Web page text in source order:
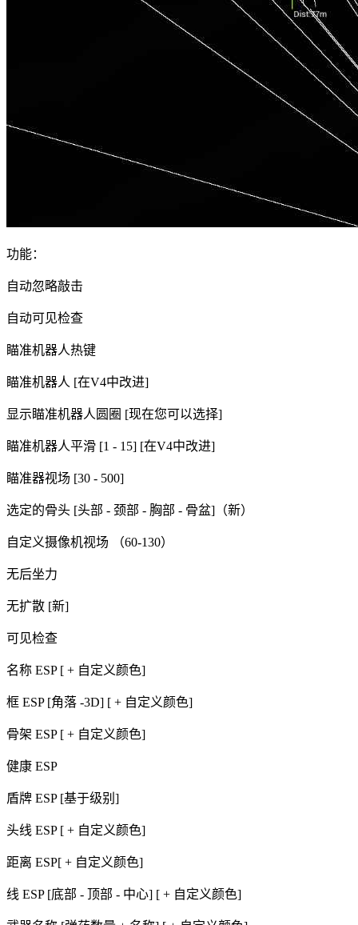
功能：
自动忽略敲击
自动可见检查
瞄准机器人热键
瞄准机器人 [在V4中改进]
显示瞄准机器人圆圈 [现在您可以选择]
瞄准机器人平滑 [1 - 15] [在V4中改进]
瞄准器视场 [30 - 500]
选定的骨头 [头部 - 颈部 - 胸部 - 骨盆]（新）
自定义摄像机视场 （60-130）
无后坐力
无扩散 [新]
可见检查
名称 ESP [ + 自定义颜色]
框 ESP [角落 -3D] [ + 自定义颜色]
骨架 ESP [ + 自定义颜色]
健康 ESP
盾牌 ESP [基于级别]
头线 ESP [ + 自定义颜色]
距离 ESP[ + 自定义颜色]
线 ESP [底部 - 顶部 - 中心] [ + 自定义颜色]